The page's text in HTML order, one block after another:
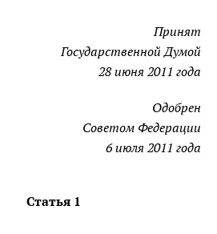
Принят
Государственной Думой
28 июня 2011 года
Одобрен
Советом Федерации
6 июля 2011 года
Статья 1